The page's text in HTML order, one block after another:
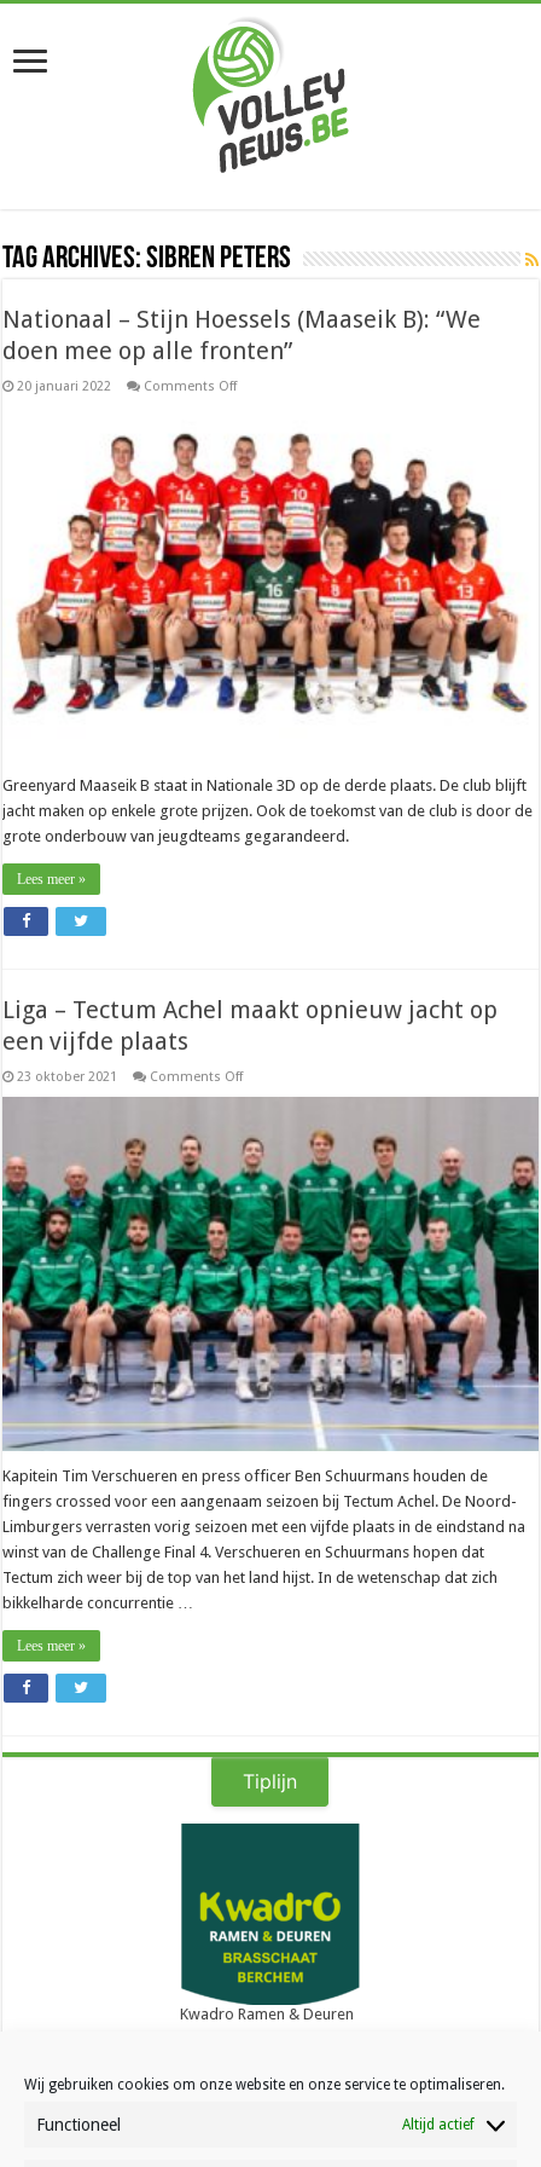
Wij gebruiken cookies om onze website en onze service te optimaliseren.
Functioneel Altijd actief
Tag Archives:Sibren Peters
Nationaal – Stijn Hoessels (Maaseik B): “We
doen mee op alle fronten”
20 januari 2022 Comments Offon
Stijn
Hoessels
(Maaseik
B):
“We
doen
mee
op
alle
fronten”
Greenyard Maaseik B staat in Nationale 3D op de derde plaats. De club blijft
jacht maken op enkele grote prijzen. Ook de toekomst van de club is door de
grote onderbouw van jeugdteams gegarandeerd.
Lees meer »
Liga – Tectum Achel maakt opnieuw jacht op
een vijfde plaats
23 oktober 2021 Comments Offon
Achel
maakt
opnieuw
jacht
op
een
vijfde
plaats
Kapitein Tim Verschueren en press officer Ben Schuurmans houden de
fingers crossed voor een aangenaam seizoen bij Tectum Achel. De Noord-
Limburgers verrasten vorig seizoen met een vijfde plaats in de eindstand na
winst van de Challenge Final 4. Verschueren en Schuurmans hopen dat
Tectum zich weer bij de top van het land hijst. In de wetenschap dat zich
bikkelharde concurrentie …
Lees meer »
Tiplijn
Kwadro Ramen & Deuren